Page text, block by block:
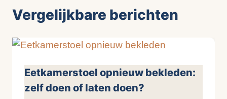
Vergelijkbare berichten
Eetkamerstoel opnieuw bekleden:
zelf doen of laten doen?